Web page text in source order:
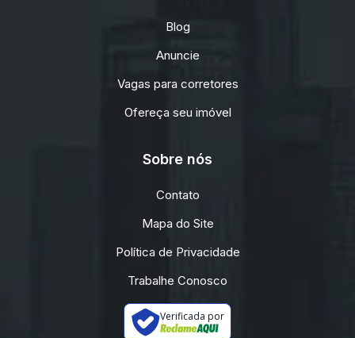
Blog
Anuncie
Vagas para corretores
Ofereça seu imóvel
Sobre nós
Contato
Mapa do Site
Política de Privacidade
Trabalhe Conosco
Verificada por